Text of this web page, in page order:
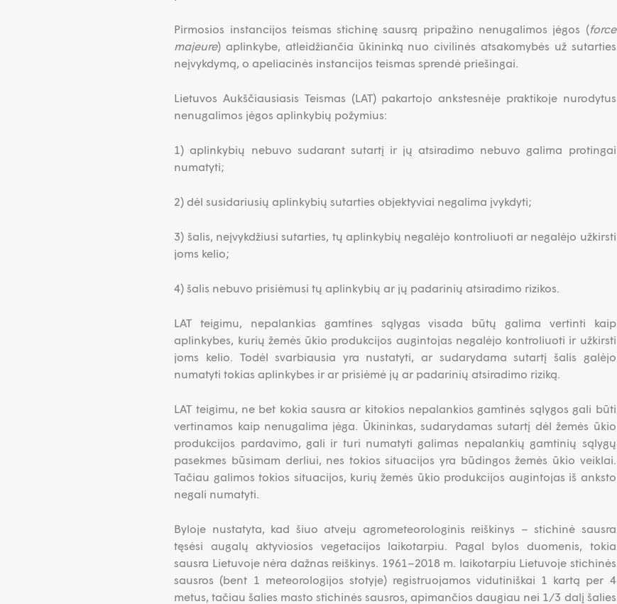
Pirmosios instancijos teismas stichinę sausrą pripažino nenugalimos jėgos (force
majeure) aplinkybe, atleidžiančia ūkininką nuo civilinės atsakomybės už sutarties
neįvykdymą, o apeliacinės instancijos teismas sprendė priešingai.
Lietuvos Aukščiausiasis Teismas (LAT) pakartojo ankstesnėje praktikoje nurodytus
nenugalimos jėgos aplinkybių požymius:
1) aplinkybių nebuvo sudarant sutartį ir jų atsiradimo nebuvo galima protingai
numatyti;
2) dėl susidariusių aplinkybių sutarties objektyviai negalima įvykdyti;
3) šalis, neįvykdžiusi sutarties, tų aplinkybių negalėjo kontroliuoti ar negalėjo užkirsti
joms kelio;
4) šalis nebuvo prisiėmusi tų aplinkybių ar jų padarinių atsiradimo rizikos.
LAT teigimu, nepalankias gamtines sąlygas visada būtų galima vertinti kaip
aplinkybes, kurių žemės ūkio produkcijos augintojas negalėjo kontroliuoti ir užkirsti
joms kelio. Todėl svarbiausia yra nustatyti, ar sudarydama sutartį šalis galėjo
numatyti tokias aplinkybes ir ar prisiėmė jų ar padarinių atsiradimo riziką.
LAT teigimu, ne bet kokia sausra ar kitokios nepalankios gamtinės sąlygos gali būti
vertinamos kaip nenugalima jėga. Ūkininkas, sudarydamas sutartį dėl žemės ūkio
produkcijos pardavimo, gali ir turi numatyti galimas nepalankių gamtinių sąlygų
pasekmes būsimam derliui, nes tokios situacijos yra būdingos žemės ūkio veiklai.
Tačiau galimos tokios situacijos, kurių žemės ūkio produkcijos augintojas iš anksto
negali numatyti.
Byloje nustatyta, kad šiuo atveju agrometeorologinis reiškinys – stichinė sausra
tęsėsi augalų aktyviosios vegetacijos laikotarpiu. Pagal bylos duomenis, tokia
sausra Lietuvoje nėra dažnas reiškinys. 1961–2018 m. laikotarpiu Lietuvoje stichinės
sausros (bent 1 meteorologijos stotyje) registruojamos vidutiniškai 1 kartą per 4
metus, tačiau šalies masto stichinės sausros, apimančios daugiau nei 1/3 dalį šalies